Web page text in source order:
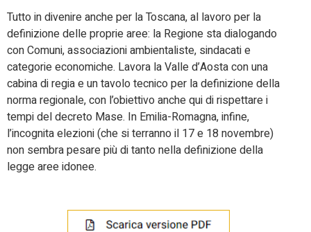
Tutto in divenire anche per la Toscana, al lavoro per la
definizione delle proprie aree: la Regione sta dialogando
con Comuni, associazioni ambientaliste, sindacati e
categorie economiche. Lavora la Valle d’Aosta con una
cabina di regia e un tavolo tecnico per la definizione della
norma regionale, con l’obiettivo anche qui di rispettare i
tempi del decreto Mase. In Emilia-Romagna, infine,
l’incognita elezioni (che si terranno il 17 e 18 novembre)
non sembra pesare più di tanto nella definizione della
legge aree idonee.